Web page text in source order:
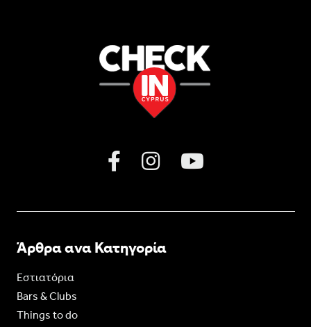
Άρθρα ανα Κατηγορία
Εστιατόρια
Bars & Clubs
Things to do